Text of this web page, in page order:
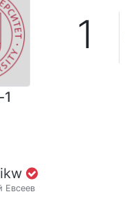
1
Евсеев